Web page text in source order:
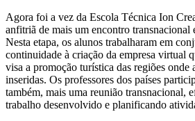
Agora foi a vez da Escola Técnica Ion
anfitriã de mais um encontro transnacional
Nesta etapa, os alunos trabalharam em
continuidade à criação da empresa virtual
visa a promoção turística das regiões onde
inseridas. Os professores dos países
também, mais uma reunião transnacional,
trabalho desenvolvido e planificando